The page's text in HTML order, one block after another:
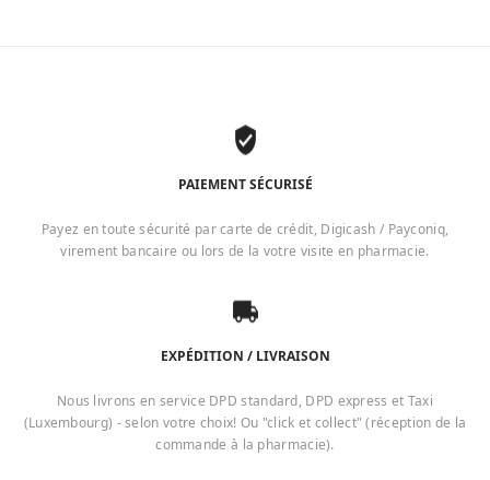
PAIEMENT SÉCURISÉ
Payez en toute sécurité par carte de crédit, Digicash / Payconiq,
virement bancaire ou lors de la votre visite en pharmacie.
EXPÉDITION / LIVRAISON
Nous livrons en service DPD standard, DPD express et Taxi
(Luxembourg) - selon votre choix! Ou "click et collect" (réception de la
commande à la pharmacie).